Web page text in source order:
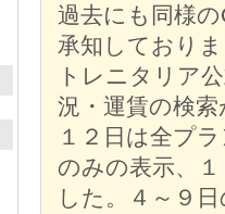
過去にも同様
承知しており
トレニタリア
況・運賃の検
１２日は全プ
のみの表示、
した。４～９